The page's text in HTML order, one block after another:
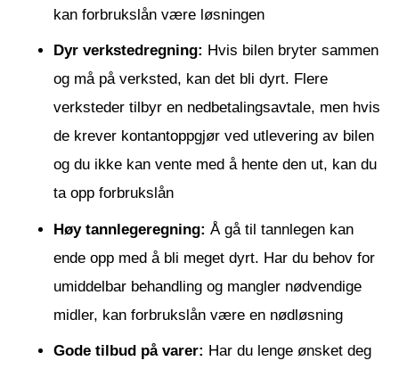
kan forbrukslån være løsningen
Dyr verkstedregning: Hvis bilen bryter sammen
og må på verksted, kan det bli dyrt. Flere
verksteder tilbyr en nedbetalingsavtale, men hvis
de krever kontantoppgjør ved utlevering av bilen
og du ikke kan vente med å hente den ut, kan du
ta opp forbrukslån
Høy tannlegeregning: Å gå til tannlegen kan
ende opp med å bli meget dyrt. Har du behov for
umiddelbar behandling og mangler nødvendige
midler, kan forbrukslån være en nødløsning
Gode tilbud på varer: Har du lenge ønsket deg